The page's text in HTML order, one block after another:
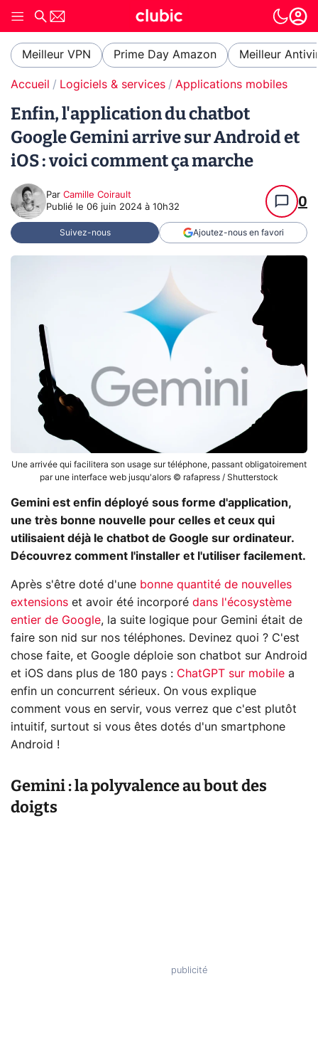
Meilleur VPN Prime Day Amazon Meilleur
Accueil Logiciels & services Applications mobiles
Enfin, l'application du chatbot
Google Gemini arrive sur Android et
iOS : voici comment ça marche
Par Camille Coirault
Publié le 06 juin 2024 à 10h32 0
Suivez-nous Ajoutez-nous en favori
Une arrivée qui facilitera son usage sur téléphone, passant obligatoirement
par une interface web jusqu'alors © rafapress / Shutterstock
Gemini est enfin déployé sous forme d'application,
une très bonne nouvelle pour celles et ceux qui
utilisaient déjà le chatbot de Google sur ordinateur.
Découvrez comment l'installer et l'utiliser facilement.
Après s'être doté d'une bonne quantité de nouvelles
extensions et avoir été incorporé dans l'écosystème
entier de Google, la suite logique pour Gemini était de
faire son nid sur nos téléphones. Devinez quoi ? C'est
chose faite, et Google déploie son chatbot sur Android
et iOS dans plus de 180 pays : ChatGPT sur mobile a
enfin un concurrent sérieux. On vous explique
comment vous en servir, vous verrez que c'est plutôt
intuitif, surtout si vous êtes dotés d'un smartphone
Android !
Gemini : la polyvalence au bout des
doigts